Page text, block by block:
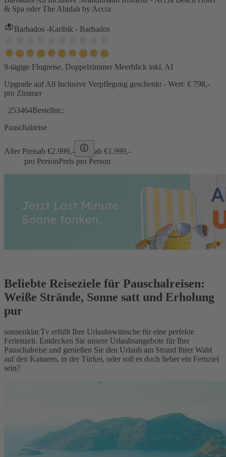
& Spa oder The Abidah by Accra
Barbados -Karibik - Barbados
9-tägige Flugreise, Doppelzimmer Meerblick inkl. AI
Upgrade auf All Inclusive Verpflegung geschenkt - Wert: € 798,-
pro Zimmer
253464Bestellnr.:
Pauschalreise
Alter Preisab €2.999,- ab €1.999,-
pro PersonPreis pro Person
Beliebte Reiseziele für Pauschalreisen:
Weiße Strände, Sonne satt und Erholung
pur
sonnenklar.Tv erfüllt Ihre Urlaubswünsche für eine perfekte
Ferienzeit. Entdecken Sie unsere Urlaubsangebote für Ihre
Pauschalreise und genießen Sie den Urlaub am Strand Ihrer Wahl
auf den Kanaren, in der Türkei, oder soll es doch lieber ein Fernziel
sein?